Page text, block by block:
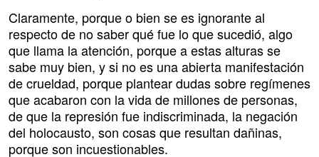
Claramente, porque o bien se es ignorante al
respecto de no saber qué fue lo que sucedió, algo
que llama la atención, porque a estas alturas se
sabe muy bien, y si no es una abierta manifestación
de crueldad, porque plantear dudas sobre regímenes
que acabaron con la vida de millones de personas,
de que la represión fue indiscriminada, la negación
del holocausto, son cosas que resultan dañinas,
porque son incuestionables.